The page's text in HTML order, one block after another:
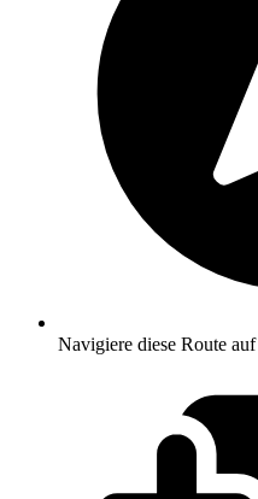
Navigiere diese Route auf